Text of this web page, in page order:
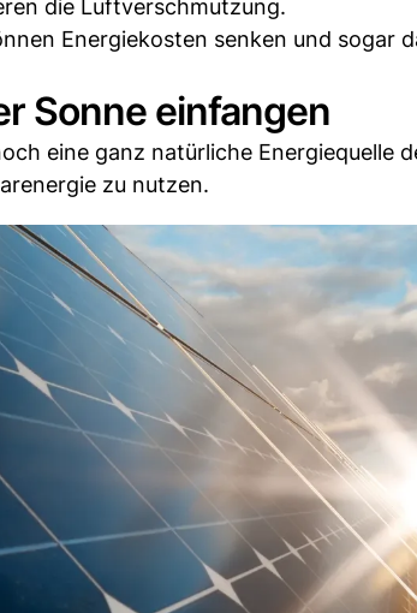
die Luftverschmutzung.
Energiekosten senken und sogar
Sonne einfangen
eine ganz natürliche Energiequelle
zu nutzen.